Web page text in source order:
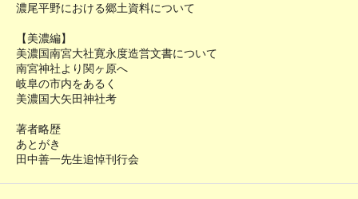
濃尾平野における郷土資料について
【美濃編】
美濃国南宮大社寛永度造営文書について
南宮神社より関ヶ原へ
岐阜の市内をあるく
美濃国大矢田神社考
著者略歴
あとがき
田中善一先生追悼刊行会